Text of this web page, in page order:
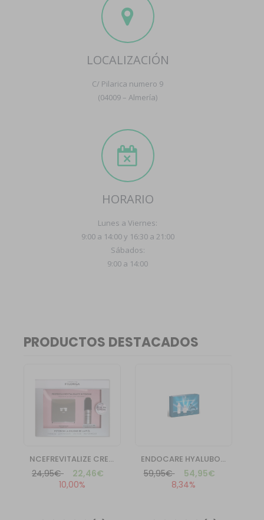
LOCALIZACIÓN
C/ Pilarica numero 9
(04009 – Almería)
HORARIO
Lunes a Viernes:
9:00 a 14:00 y 16:30 a 21:00
Sábados:
9:00 a 14:00